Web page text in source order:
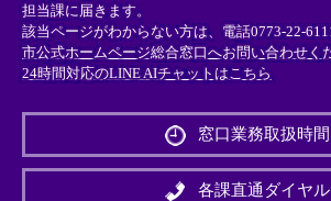
担当課に届きます。
該当ページがわからない方は、電話0773-22-
市公式ホームページ総合窓口へお問い合わせく
24時間対応のLINE AIチャットはこちら
外
リ
ン
窓口業務取扱時間
各課直通ダイヤル